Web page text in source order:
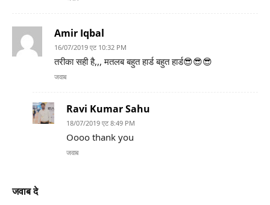
Amir Iqbal
16/07/2019 एट 10:32 PM
तरीका सही है,,, मतलब बहुत हार्ड बहुत हार्ड😎😎😎
जवाब
Ravi Kumar Sahu
18/07/2019 एट 8:49 PM
Oooo thank you
जवाब
जवाब दे